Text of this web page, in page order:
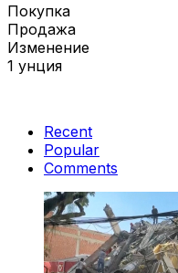
Покупка
Продажа
Изменение
1 унция
Recent
Popular
Comments